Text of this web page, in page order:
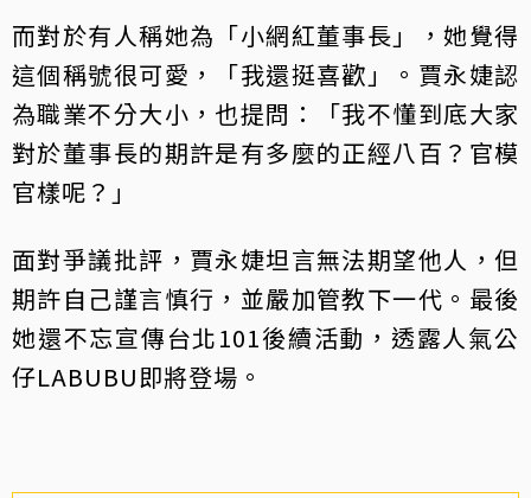
而對於有人稱她為「小網紅董事長」，她覺得
這個稱號很可愛，「我還挺喜歡」。賈永婕認
為職業不分大小，也提問：「我不懂到底大家
對於董事長的期許是有多麼的正經八百？官模
官樣呢？」
面對爭議批評，賈永婕坦言無法期望他人，但
期許自己謹言慎行，並嚴加管教下一代。最後
她還不忘宣傳台北101後續活動，透露人氣公
仔LABUBU即將登場。